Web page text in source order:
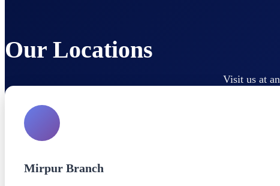
Our Locations
Visit us at
Mirpur Branch